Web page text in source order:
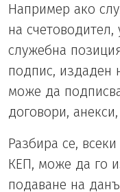
Например ако
на
служебна
подпис, издаден
може да
договори,
Разбира се,
КЕП, може да го
подаване на